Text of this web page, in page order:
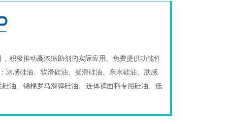
积极推动高浓缩助剂的实际应用。 免费提供功能性
冰感硅油、软滑硅油、挺滑硅油、亲水硅油、肤感
油、锦棉罗马滑弹硅油、 连体裤面料专用硅油、低